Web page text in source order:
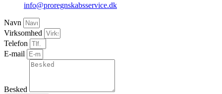
info@proregnskabsservice.dk
Navn
Virksomhed
Telefon
E-mail
Besked